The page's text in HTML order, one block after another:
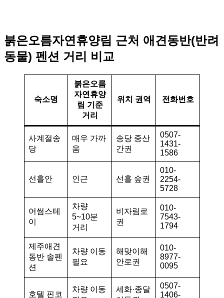
붉은오름자연휴양림 근처 애견동반(반려
동물) 펜션 거리 비교
숙소명
붉은오름
자연휴양
림 기준
거리
위치 권역 전화번호
사계절송
당
매우 가까
움
송당 중산
간권
0507-
1431-
1586
선흘안 인근 선흘 숲권
010-
2254-
5728
어썸스테
이
차량
5~10분
거리
비자림로
권
010-
7543-
1794
제주애견
동반 솔펜
션
차량 이동
필요
해맞이해
안로권
010-
8977-
0095
호텔 핀코
차량 이동
세화·종달
0507-
1406-